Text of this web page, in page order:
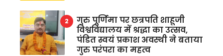
गुरु पूर्णिमा पर छत्रपति शाहूजी
विश्वविद्यालय में श्रद्धा का उत्सव,
पंडित स्वयं प्रकाश अवस्थी ने बताया
गुरु परंपरा का महत्व